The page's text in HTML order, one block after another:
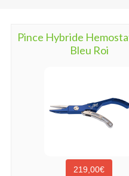
Pince Hybride
Bleu Roi
219,00€